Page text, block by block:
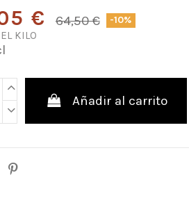
€ 64,50 € -10%
KILO
Añadir al carrito